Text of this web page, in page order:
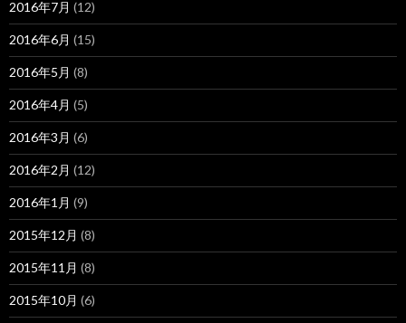
2016年7月 (12)
2016年6月 (15)
2016年5月 (8)
2016年4月 (5)
2016年3月 (6)
2016年2月 (12)
2016年1月 (9)
2015年12月 (8)
2015年11月 (8)
2015年10月 (6)